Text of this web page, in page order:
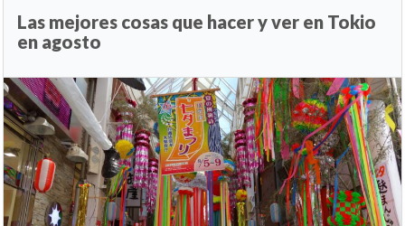
Las mejores cosas que hacer y ver en Tokio
en agosto
Anterior